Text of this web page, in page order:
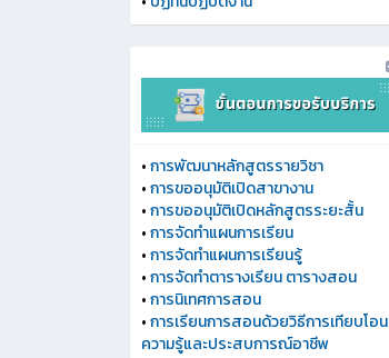
•การพัฒนาหลักสูตรรายวิชา
•การขออนุมัติเปิดสาขางาน
•การขออนุมัติเปิดหลักสูตรระยะสั้น
•การจัดทำแผนการเรียน
•การจัดทำแผนการเรียนรู้
•การจัดทำตารางเรียน ตารางสอน
•การนิเทศการสอน
•การเรียนการสอนด้วยวิธีการเทียบโอน
ความรู้และประสบการณ์อาชีพ